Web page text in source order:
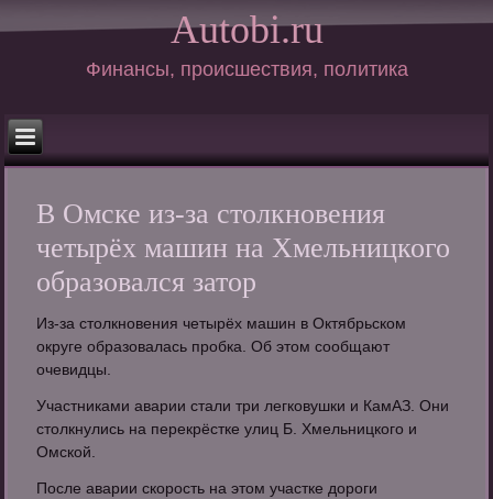
Autobi.ru
Финансы, происшествия, политика
В Омске из-за столкновения
четырёх машин на Хмельницкого
образовался затор
Из-за столкновения четырёх машин в Октябрьском
округе образовалась пробка. Об этом сообщают
очевидцы.
Участниками аварии стали три легковушки и КамАЗ. Они
столкнулись на перекрёстке улиц Б. Хмельницкого и
Омской.
После аварии скорость на этом участке дороги